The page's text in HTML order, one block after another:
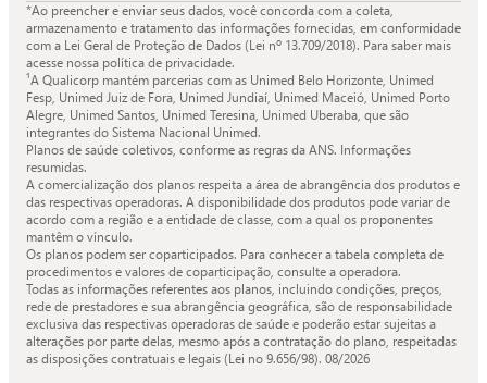
*Ao preencher e enviar seus dados, você concorda com a coleta,
armazenamento e tratamento das informações fornecidas, em conformidade
com a Lei Geral de Proteção de Dados (Lei nº 13.709/2018). Para saber mais
acesse nossa política de privacidade.
¹A Qualicorp mantém parcerias com as Unimed Belo Horizonte, Unimed
Fesp, Unimed Juiz de Fora, Unimed Jundiaí, Unimed Maceió, Unimed Porto
Alegre, Unimed Santos, Unimed Teresina, Unimed Uberaba, que são
integrantes do Sistema Nacional Unimed.
Planos de saúde coletivos, conforme as regras da ANS. Informações
resumidas.
A comercialização dos planos respeita a área de abrangência dos produtos e
das respectivas operadoras. A disponibilidade dos produtos pode variar de
acordo com a região e a entidade de classe, com a qual os proponentes
mantêm o vínculo.
Os planos podem ser coparticipados. Para conhecer a tabela completa de
procedimentos e valores de coparticipação, consulte a operadora.
Todas as informações referentes aos planos, incluindo condições, preços,
rede de prestadores e sua abrangência geográfica, são de responsabilidade
exclusiva das respectivas operadoras de saúde e poderão estar sujeitas a
alterações por parte delas, mesmo após a contratação do plano, respeitadas
as disposições contratuais e legais (Lei no 9.656/98). 08/2026